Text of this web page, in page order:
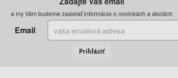
a my Vám budeme zasielať informácie o novinkách a akciách
Email
Prihlásiť